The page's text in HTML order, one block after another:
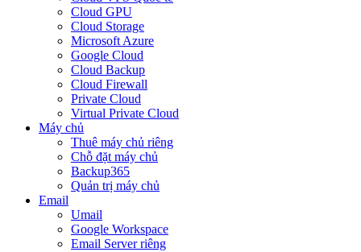
Cloud GPU
Cloud Storage
Microsoft Azure
Google Cloud
Cloud Backup
Cloud Firewall
Private Cloud
Virtual Private Cloud
Máy chủ
Thuê máy chủ riêng
Chỗ đặt máy chủ
Backup365
Quản trị máy chủ
Email
Umail
Google Workspace
Email Server riêng